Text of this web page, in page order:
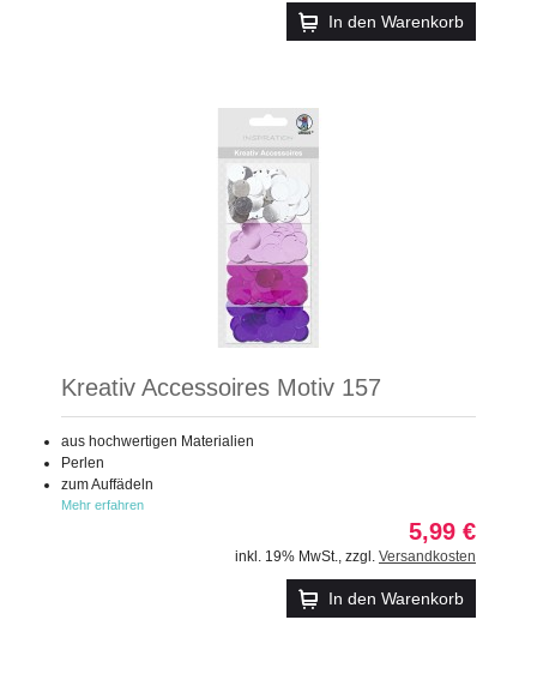
In den Warenkorb
Kreativ Accessoires Motiv 157
aus hochwertigen Materialien
Perlen
zum Auffädeln
Mehr erfahren
5,99 €
inkl. 19% MwSt. zzgl. Versandkosten
In den Warenkorb